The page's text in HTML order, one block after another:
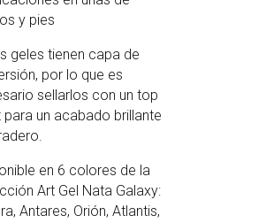
y pies
geles tienen capa de
por lo que es
sellarlos con un top
un acabado brillante
en 6 colores de la
Art Gel Nata Galaxy:
Antares, Orión, Atlantis,